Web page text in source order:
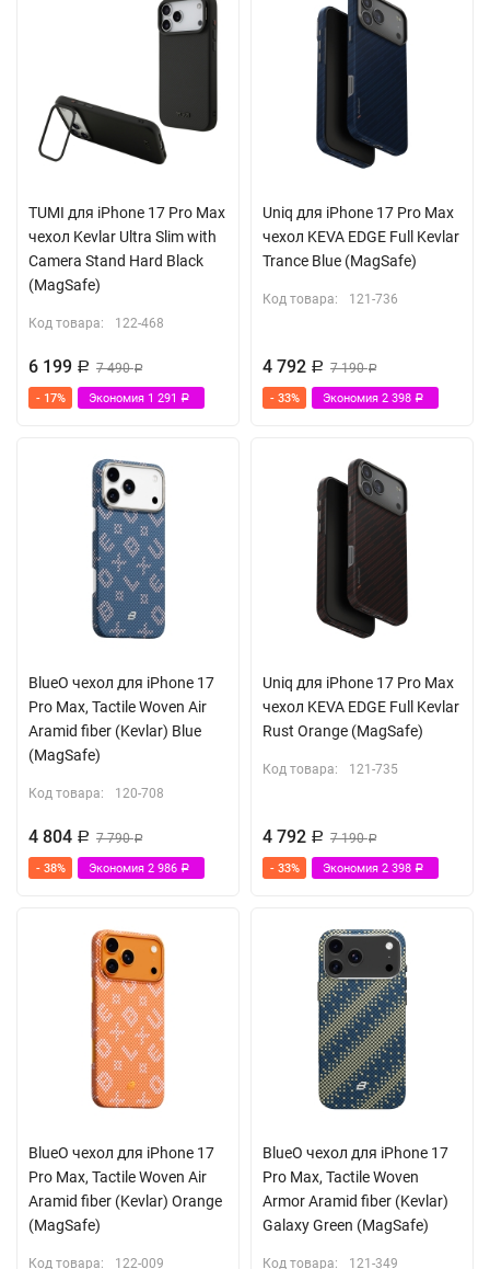
TUMI для iPhone 17 Pro Max
чехол Kevlar Ultra Slim with
Camera Stand Hard Black
(MagSafe)
Код товара: 122-468
6 199 Р 7 490Р
- 17% Экономия 1 291 Р
Uniq для iPhone 17 Pro Max
чехол KEVA EDGE Full Kevlar
Trance Blue (MagSafe)
Код товара: 121-736
4 792 Р 7 190Р
- 33% Экономия 2 398 Р
BlueO чехол для iPhone 17
Pro Max, Tactile Woven Air
Aramid fiber (Kevlar) Blue
(MagSafe)
Код товара: 120-708
4 804 Р 7 790Р
- 38% Экономия 2 986 Р
Uniq для iPhone 17 Pro Max
чехол KEVA EDGE Full Kevlar
Rust Orange (MagSafe)
Код товара: 121-735
4 792 Р 7 190Р
- 33% Экономия 2 398 Р
BlueO чехол для iPhone 17
Pro Max, Tactile Woven Air
Aramid fiber (Kevlar) Orange
(MagSafe)
Код товара: 122-009
BlueO чехол для iPhone 17
Pro Max, Tactile Woven
Armor Aramid fiber (Kevlar)
Galaxy Green (MagSafe)
Код товара: 121-349